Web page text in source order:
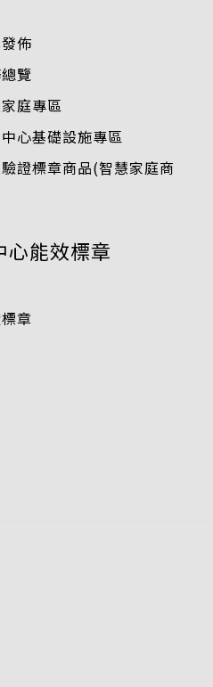
佈
覽
庭專區
心基礎設施專區
證標章商品(智慧家庭商
心能效標章
章